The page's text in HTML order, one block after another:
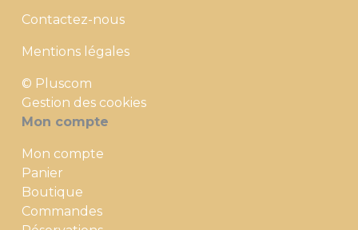
Contactez-nous
Mentions légales
© Pluscom
Gestion des cookies
Mon compte
Mon compte
Panier
Boutique
Commandes